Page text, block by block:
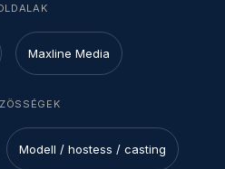
Maxline Media
Modell / hostess / casting